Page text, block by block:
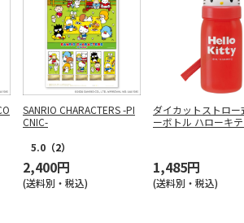
SANRIO CHARACTERS -PI
CNIC-
5.0 （2）
2,400円
(送料別・税込)
ダイカットストロー
ーボトル ハローキ
1,485円
(送料別・税込)